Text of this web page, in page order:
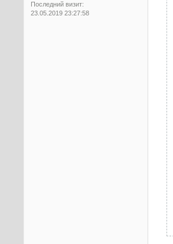
Последний визит:
23.05.2019 23:27:58